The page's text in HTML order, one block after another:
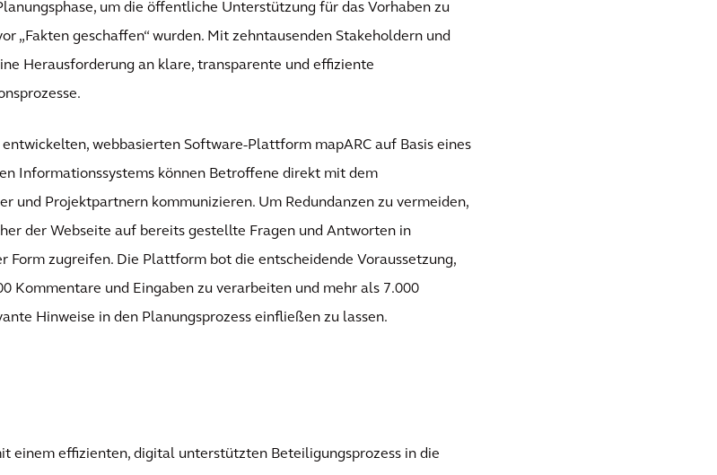
um die öffentliche Unterstützung für das Vorhaben zu
„Fakten geschaffen“ wurden. Mit zehntausenden Stakeholdern und
Herausforderung an klare, transparente und effiziente
webbasierten Software-Plattform mapARC auf Basis eines
Informationssystems können Betroffene direkt mit dem
und Projektpartnern kommunizieren. Um Redundanzen zu vermeiden,
der Webseite auf bereits gestellte Fragen und Antworten in
Form zugreifen. Die Plattform bot die entscheidende Voraussetzung,
Kommentare und Eingaben zu verarbeiten und mehr als 7.000
Hinweise in den Planungsprozess einfließen zu lassen.
einem effizienten, digital unterstützten Beteiligungsprozess in die